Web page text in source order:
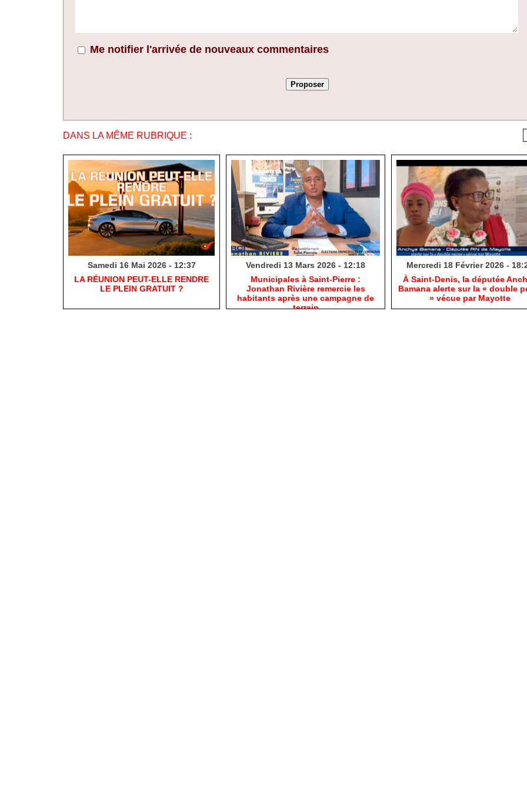
Me notifier l'arrivée de nouveaux commentaires
DANS LA MÊME RUBRIQUE :
Samedi 16 Mai 2026 - 12:37
​LA RÉUNION PEUT-ELLE RENDRE
LE PLEIN GRATUIT ?
Vendredi 13 Mars 2026 - 12:18
​Municipales à Saint-Pierre :
Jonathan Rivière remercie les
habitants après une campagne de
terrain
Mercredi 18 Février 2026 -
​À Saint-Denis, la députée
Bamana alerte sur la « double
» vécue par Mayotte